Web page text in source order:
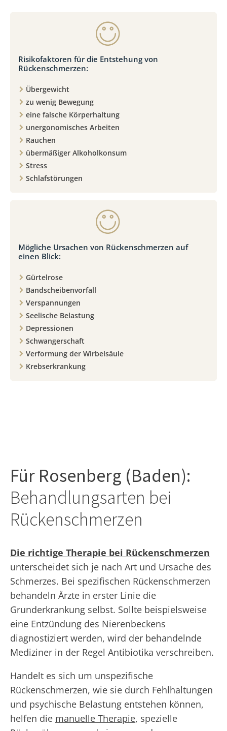
Risikofaktoren für die Entstehung von
Rückenschmerzen:
Übergewicht
zu wenig Bewegung
eine falsche Körperhaltung
unergonomisches Arbeiten
Rauchen
übermäßiger Alkoholkonsum
Stress
Schlafstörungen
Mögliche Ursachen von Rückenschmerzen auf
einen Blick:
Gürtelrose
Bandscheibenvorfall
Verspannungen
Seelische Belastung
Depressionen
Schwangerschaft
Verformung der Wirbelsäule
Krebserkrankung
Für Rosenberg (Baden):
Behandlungsarten bei
Rückenschmerzen
Die richtige Therapie bei Rückenschmerzen
unterscheidet sich je nach Art und Ursache des
Schmerzes. Bei spezifischen Rückenschmerzen
behandeln Ärzte in erster Linie die
Grunderkrankung selbst. Sollte beispielsweise
eine Entzündung des Nierenbeckens
diagnostiziert werden, wird der behandelnde
Mediziner in der Regel Antibiotika verschreiben.
Handelt es sich um unspezifische
Rückenschmerzen, wie sie durch Fehlhaltungen
und psychische Belastung entstehen können,
helfen die manuelle Therapie, spezielle